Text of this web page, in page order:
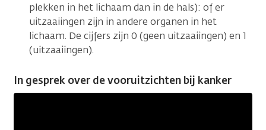
plekken in het lichaam dan in de hals): of er
uitzaaiingen zijn in andere organen in het
lichaam. De cijfers zijn 0 (geen uitzaaiingen) en 1
(uitzaaiingen).
In gesprek over de vooruitzichten bij kanker